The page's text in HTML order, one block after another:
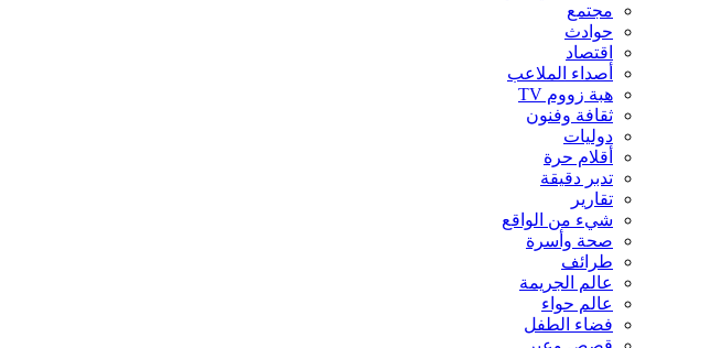
مجتمع
حوادث
اقتصاد
أصداء الملاعب
هبة زووم TV
ثقافة وفنون
دوليات
أقلام حرة
تدبر دقيقة
تقارير
شيء من الواقع
صحة وأسرة
طرائف
عالم الجريمة
عالم حواء
فضاء الطفل